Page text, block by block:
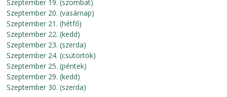
Szeptember 19. (szombat)
Szeptember 20. (vasárnap)
Szeptember 21. (hétfő)
Szeptember 22. (kedd)
Szeptember 23. (szerda)
Szeptember 24. (csütörtök)
Szeptember 25. (péntek)
Szeptember 29. (kedd)
Szeptember 30. (szerda)